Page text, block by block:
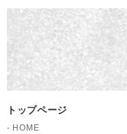
トップページ
- HOME